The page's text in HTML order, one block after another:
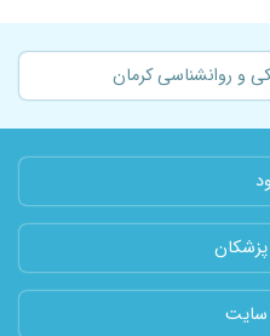
و روانشناسی کرمان
سایت